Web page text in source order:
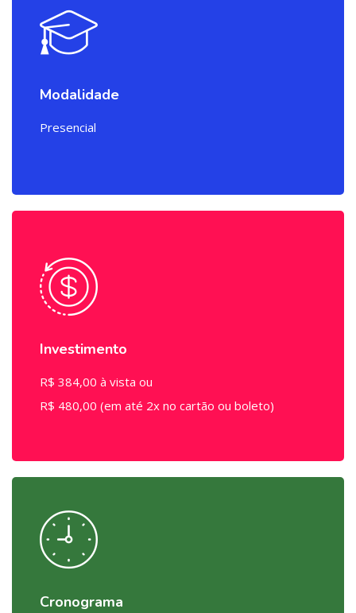
Modalidade
Presencial
Investimento
R$ 384,00 à vista ou
R$ 480,00 (em até 2x no cartão ou boleto)
Cronograma